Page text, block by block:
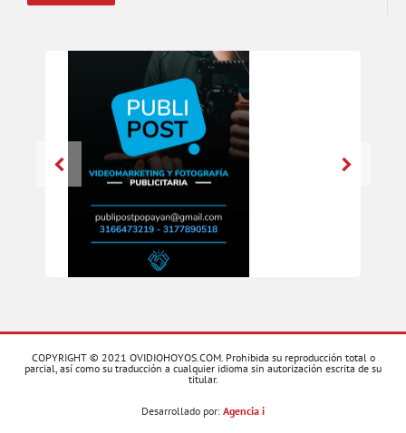
COPYRIGHT © 2021 OVIDIOHOYOS.COM. Prohibida su reproducción total o
parcial, así como su traducción a cualquier idioma sin autorización escrita de su
titular.
Desarrollado por: Agencia i